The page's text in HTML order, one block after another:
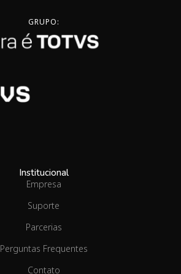
GRUPO:
Institucional
Empresa
Suporte
Parcerias
Perguntas Frequentes
Contato